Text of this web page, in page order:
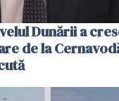
Dunării a
de la